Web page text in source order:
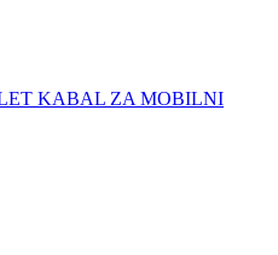
KABAL ZA MOBILNI